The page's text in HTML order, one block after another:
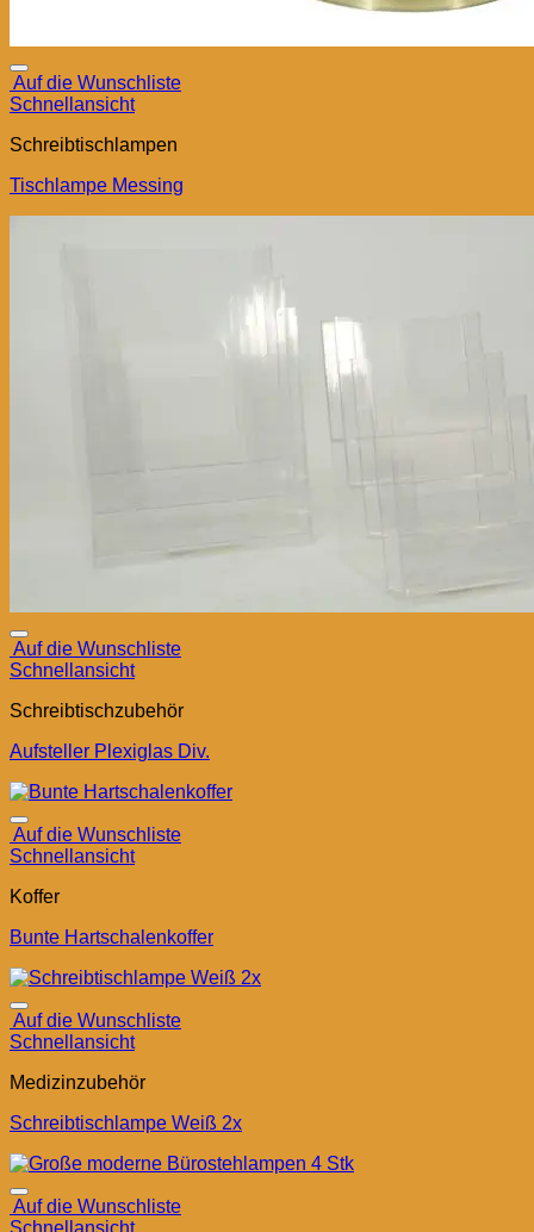
Auf die Wunschliste
Schnellansicht
Schreibtischlampen
Tischlampe Messing
Auf die Wunschliste
Schnellansicht
Schreibtischzubehör
Aufsteller Plexiglas Div.
Auf die Wunschliste
Schnellansicht
Koffer
Bunte Hartschalenkoffer
Auf die Wunschliste
Schnellansicht
Medizinzubehör
Schreibtischlampe Weiß 2x
Auf die Wunschliste